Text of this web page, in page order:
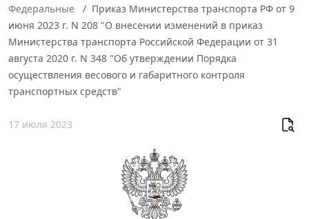
Федеральные
Приказ Министерства транспорта РФ от 9
июня 2023 г. N 208 "О внесении изменений в приказ
Министерства транспорта Российской Федерации от 31
августа 2020 г. N 348 "Об утверждении Порядка
осуществления весового и габаритного контроля
транспортных средств"
17 июля 2023